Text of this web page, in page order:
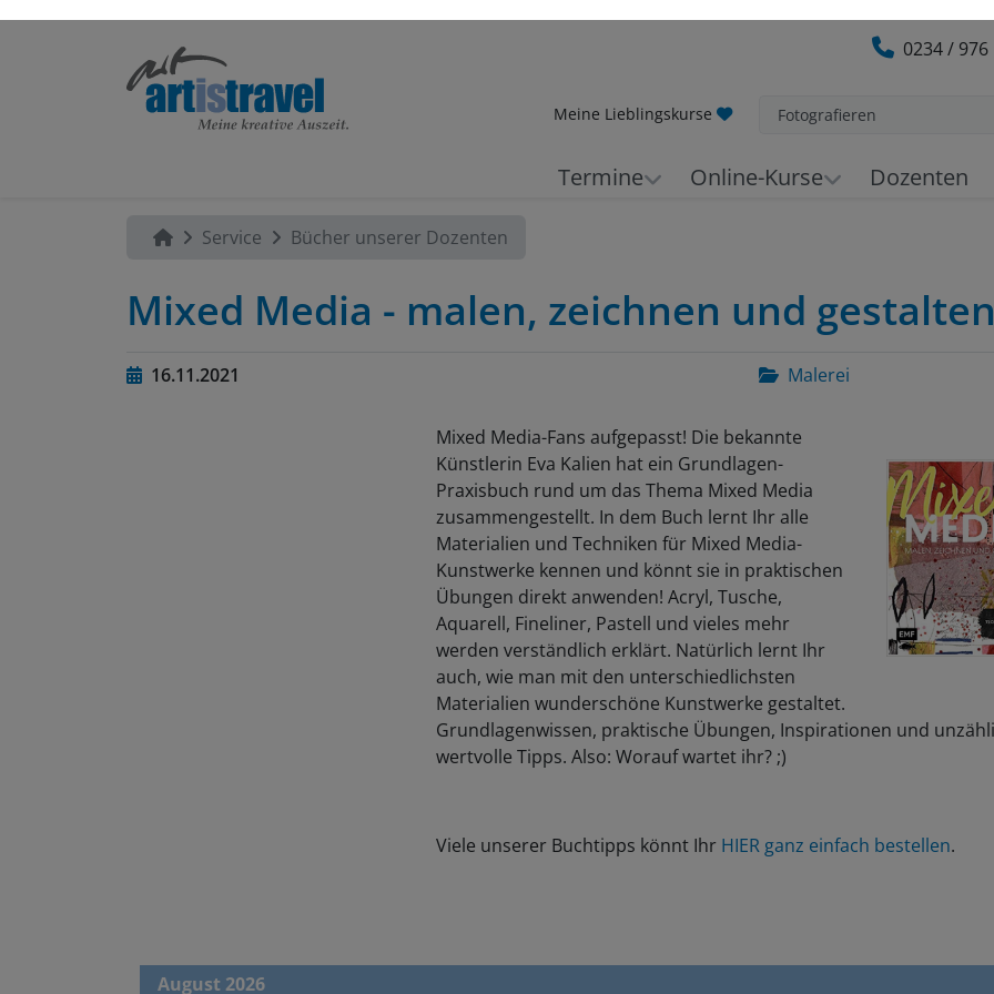
Service Bücher unserer Dozenten
Mixed Media - malen, zeichnen und
16.11.2021 Malerei
Mixed Media-Fans aufgepasst! Die bekannte
Künstlerin Eva Kalien hat ein Grundlagen-
Praxisbuch rund um das Thema Mixed Media
zusammengestellt. In dem Buch lernt Ihr alle
Materialien und Techniken für Mixed Media-
Kunstwerke kennen und könnt sie in praktischen
Übungen direkt anwenden! Acryl, Tusche,
Aquarell, Fineliner, Pastell und vieles mehr
werden verständlich erklärt. Natürlich lernt Ihr
auch, wie man mit den unterschiedlichsten
Materialien wunderschöne Kunstwerke gestaltet.
Grundlagenwissen, praktische Übungen, Inspirationen und
wertvolle Tipps. Also: Worauf wartet ihr? ;)
Viele unserer Buchtipps könnt Ihr HIER ganz einfach bestellen
August 2026